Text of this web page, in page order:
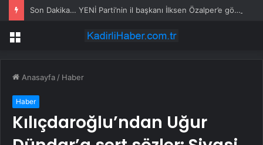
Son Dakika… YENİ Parti’nin il başkanı İlksen Özalper’e gözaltı
Menü
Anasayfa / Haber
Haber
Kılıçdaroğlu’ndan Uğur